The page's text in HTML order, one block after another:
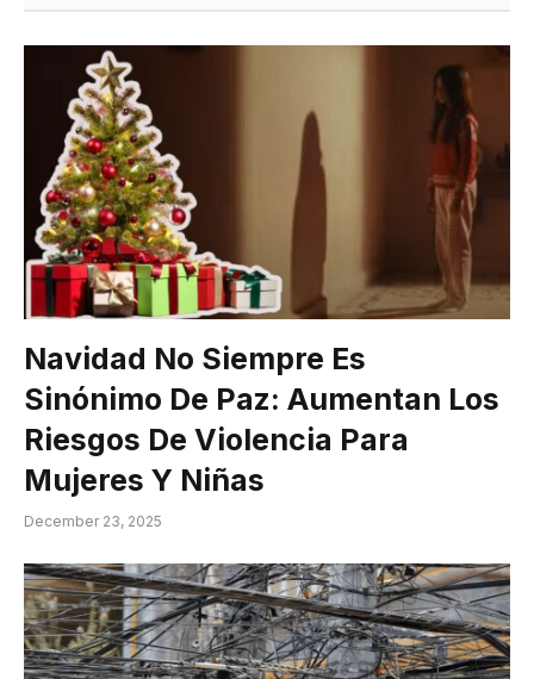
Navidad No Siempre Es
Sinónimo De Paz: Aumentan Los
Riesgos De Violencia Para
Mujeres Y Niñas
December 23, 2025